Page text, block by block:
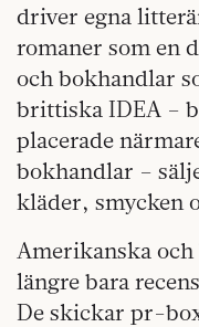
driver egna
romaner som en
och bokhandlar
brittiska IDEA –
placerade
bokhandlar –
kläder, smycken
Amerikanska
längre bara
De skickar pr-